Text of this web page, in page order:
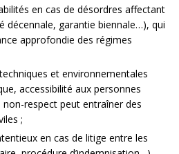
en cas de désordres affectant
décennale, garantie biennale…), qui
approfondie des régimes
et environnementales
accessibilité aux personnes
respect peut entraîner des
;
en cas de litige entre les